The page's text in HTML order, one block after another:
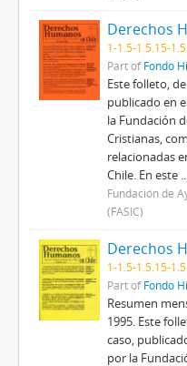
1-1.5-1.5.15-
Part ofFondo
Este folleto,
publicado en
la Fundación
Cristianas,
relacionadas
Chile. En este
Fundación de
(FASIC)
Derechos
1-1.5-1.5.15-
Part ofFondo
Resumen
1995. Este
caso,
por la